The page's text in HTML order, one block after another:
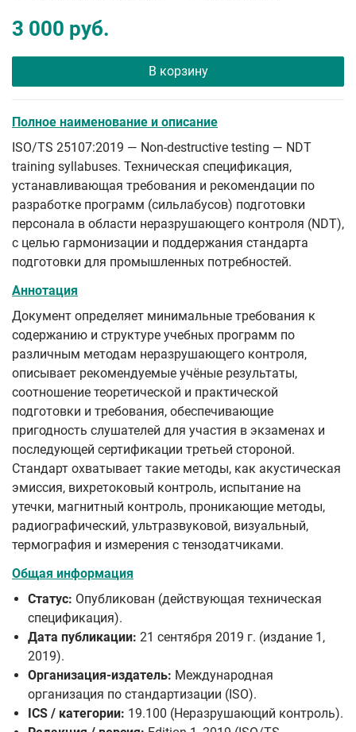
3 000 руб.
В корзину
Полное наименование и описание
ISO/TS 25107:2019 — Non-destructive testing — NDT
training syllabuses. Техническая спецификация,
устанавливающая требования и рекомендации по
разработке программ (сильлабусов) подготовки
персонала в области неразрушающего контроля (NDT),
с целью гармонизации и поддержания стандарта
подготовки для промышленных потребностей.
Аннотация
Документ определяет минимальные требования к
содержанию и структуре учебных программ по
различным методам неразрушающего контроля,
описывает рекомендуемые учёные результаты,
соотношение теоретической и практической
подготовки и требования, обеспечивающие
пригодность слушателей для участия в экзаменах и
последующей сертификации третьей стороной.
Стандарт охватывает такие методы, как акустическая
эмиссия, вихретоковый контроль, испытание на
утечки, магнитный контроль, проникающие методы,
радиографический, ультразвуковой, визуальный,
термография и измерения с тензодатчиками.
Общая информация
Статус: Опубликован (действующая техническая
спецификация).
Дата публикации: 21 сентября 2019 г. (издание 1,
2019).
Организация-издатель: Международная
организация по стандартизации (ISO).
ICS / категории: 19.100 (Неразрушающий контроль).